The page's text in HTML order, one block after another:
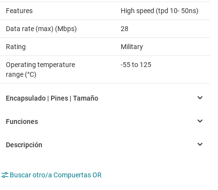
Features High speed (tpd 10- 50ns)
Data rate (max) (Mbps) 28
Rating Military
Operating temperature
range (°C)
-55 to 125
Buscar otro/a Compuertas OR